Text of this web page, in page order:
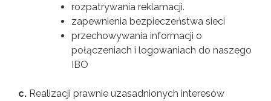
rozpatrywania reklamacji.
zapewnienia bezpieczeństwa sieci
przechowywania informacji o
połączeniach i logowaniach do naszego
IBO
c. Realizacji prawnie uzasadnionych interesów